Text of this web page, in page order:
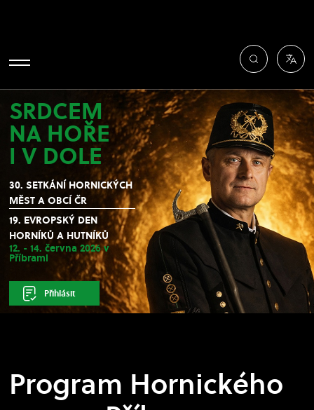
SRDCEM
NA HOŘE
I V DOLE
30. SETKÁNÍ HORNICKÝCH
MĚST A OBCÍ ČR
19. EVROPSKÝ DEN
HORNÍKŮ A HUTNÍKŮ
12. - 14. června 2026 v
Příbrami
Přihlásit
Program Hornického